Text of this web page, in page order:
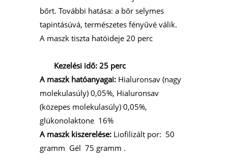
bőrt. További hatása: a bőr selymes
tapintásúvá, természetes fényűvé válik.
A maszk tiszta hatóideje 20 perc
Kezelési idő: 25 perc
A maszk hatóanyagai: Hialuronsav (nagy
molekulasúly) 0,05%, Hialuronsav
(közepes molekulasúly) 0,05%,
glükonolaktone 16%
A maszk kiszerelése: Liofilizált por: 50
gramm Gél 75 gramm .